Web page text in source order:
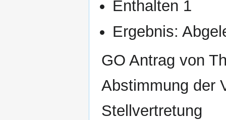
Enthalten 1
Ergebnis:
GO Antrag von
Abstimmung der
Stellvertretung